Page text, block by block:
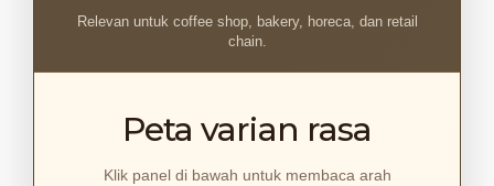
Relevan untuk coffee shop, bakery, horeca, dan retail
chain.
Peta varian rasa
Klik panel di bawah untuk membaca arah